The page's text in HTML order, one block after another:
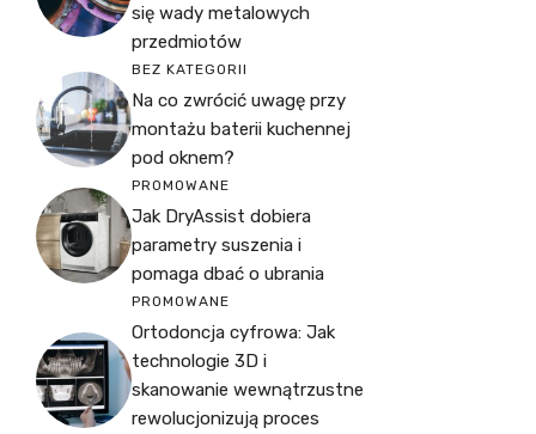
się wady metalowych
przedmiotów
BEZ KATEGORII
Na co zwrócić uwagę przy
montażu baterii kuchennej
pod oknem?
PROMOWANE
Jak DryAssist dobiera
parametry suszenia i
pomaga dbać o ubrania
PROMOWANE
Ortodoncja cyfrowa: Jak
technologie 3D i
skanowanie wewnątrzustne
rewolucjonizują proces